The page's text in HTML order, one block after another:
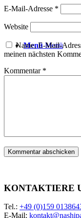
Menü Menü
E-Mail-Adresse *
Website
Name, E-Mail-
meinen nächsten
Kommentar *
KONTAKTIERE
Tel.: +49 (0)159
E-Mail: